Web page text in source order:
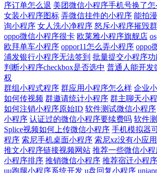
序订单怎么退 美团微信小程序手机号换了
女装小程序图标 弄微信挂件的小程序 能拍
询小程序 女人洗小净程序 怒斥小程序摧毁
oppo微信小程序很卡 欧莱雅小程序旗舰店
欧拜单车小程序 oppor11怎么弄小程序 oppo
浦发银行小程序无法签到 批量提交小程序功
判断小程序checkbox是否选中 普通人能开发
权
群组小程式程序 群应用小程序怎么样 企业
如何传视频 群邀请统计小程序 群主聊天小
如何注销小程序原始ID 软件测试微信小程序
小程序 认证过的微信小程序要续费吗 软件
Splice视频如何上传微信小程序 手机模拟器
程序 索尼手机桌面小程序 索尼xz没有小应
推文小程序链接视频网站 推荐一些微信小程
小程序排序 推销微信小程序 推荐宿迁小程序
uu跑腿小程序系统开发 u盘回复小程序